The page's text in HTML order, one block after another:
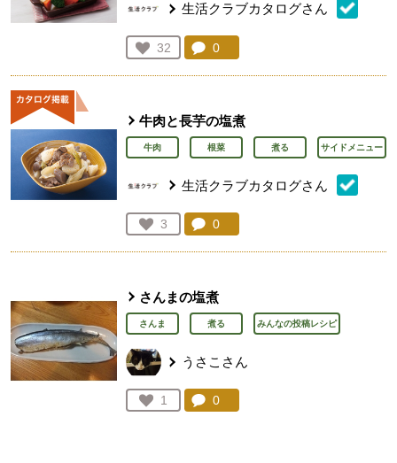
生活クラブカタログさん
お気に入り登録：
32
人が登録
コメント：
0
牛肉と長芋の塩煮
牛肉 根菜 煮る サイドメニュー
生活クラブカタログさん
お気に入り登録：
3
人が登録
コメント：
0
さんまの塩煮
さんま 煮る みんなの投稿レシピ
うさこさん
お気に入り登録：
1
人が登録
コメント：
0